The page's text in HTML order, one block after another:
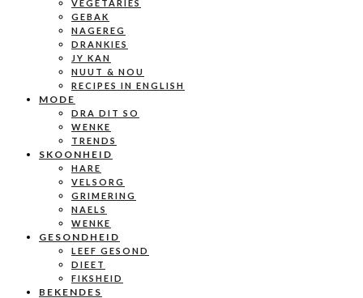
VEGETARIES
GEBAK
NAGEREG
DRANKIES
JY KAN
NUUT & NOU
RECIPES IN ENGLISH
MODE
DRA DIT SO
WENKE
TRENDS
SKOONHEID
HARE
VELSORG
GRIMERING
NAELS
WENKE
GESONDHEID
LEEF GESOND
DIEET
FIKSHEID
BEKENDES